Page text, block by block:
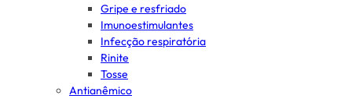
Gripe e resfriado
Imunoestimulantes
Infecção respiratória
Rinite
Tosse
Antianêmico